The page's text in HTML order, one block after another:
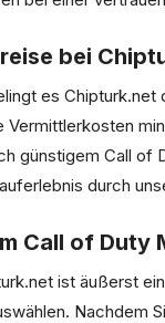
bei
es
günstigem Call
durch
Call of Duty
ist äußerst